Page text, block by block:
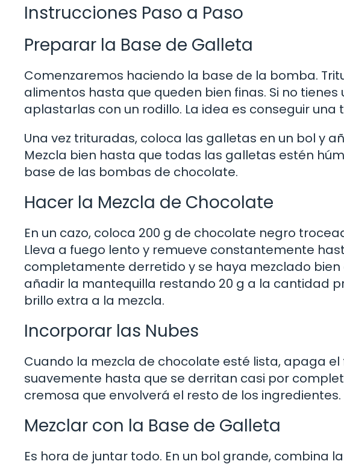
Instrucciones Paso a Paso
Preparar la Base de Galleta
Comenzaremos haciendo la base de la bomba.
alimentos hasta que queden bien finas. Si no
aplastarlas con un rodillo. La idea es conseguir una
Una vez trituradas, coloca las galletas en un bol y
Mezcla bien hasta que todas las galletas estén
base de las bombas de chocolate.
Hacer la Mezcla de Chocolate
En un cazo, coloca 200 g de chocolate negro
Lleva a fuego lento y remueve constantemente
completamente derretido y se haya mezclado bien
añadir la mantequilla restando 20 g a la cantidad
brillo extra a la mezcla.
Incorporar las Nubes
Cuando la mezcla de chocolate esté lista, apaga el
suavemente hasta que se derritan casi por
cremosa que envolverá el resto de los ingredientes.
Mezclar con la Base de Galleta
Es hora de juntar todo. En un bol grande, combina